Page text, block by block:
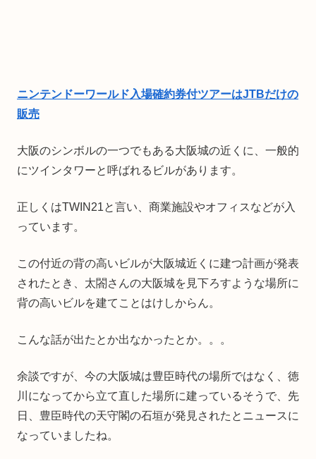
ニンテンドーワールド入場確約券付ツアーはJTBだけの
販売
大阪のシンボルの一つでもある大阪城の近くに、一般的
にツインタワーと呼ばれるビルがあります。
正しくはTWIN21と言い、商業施設やオフィスなどが入
っています。
この付近の背の高いビルが大阪城近くに建つ計画が発表
されたとき、太閤さんの大阪城を見下ろすような場所に
背の高いビルを建てことはけしからん。
こんな話が出たとか出なかったとか。。。
余談ですが、今の大阪城は豊臣時代の場所ではなく、徳
川になってから立て直した場所に建っているそうで、先
日、豊臣時代の天守閣の石垣が発見されたとニュースに
なっていましたね。